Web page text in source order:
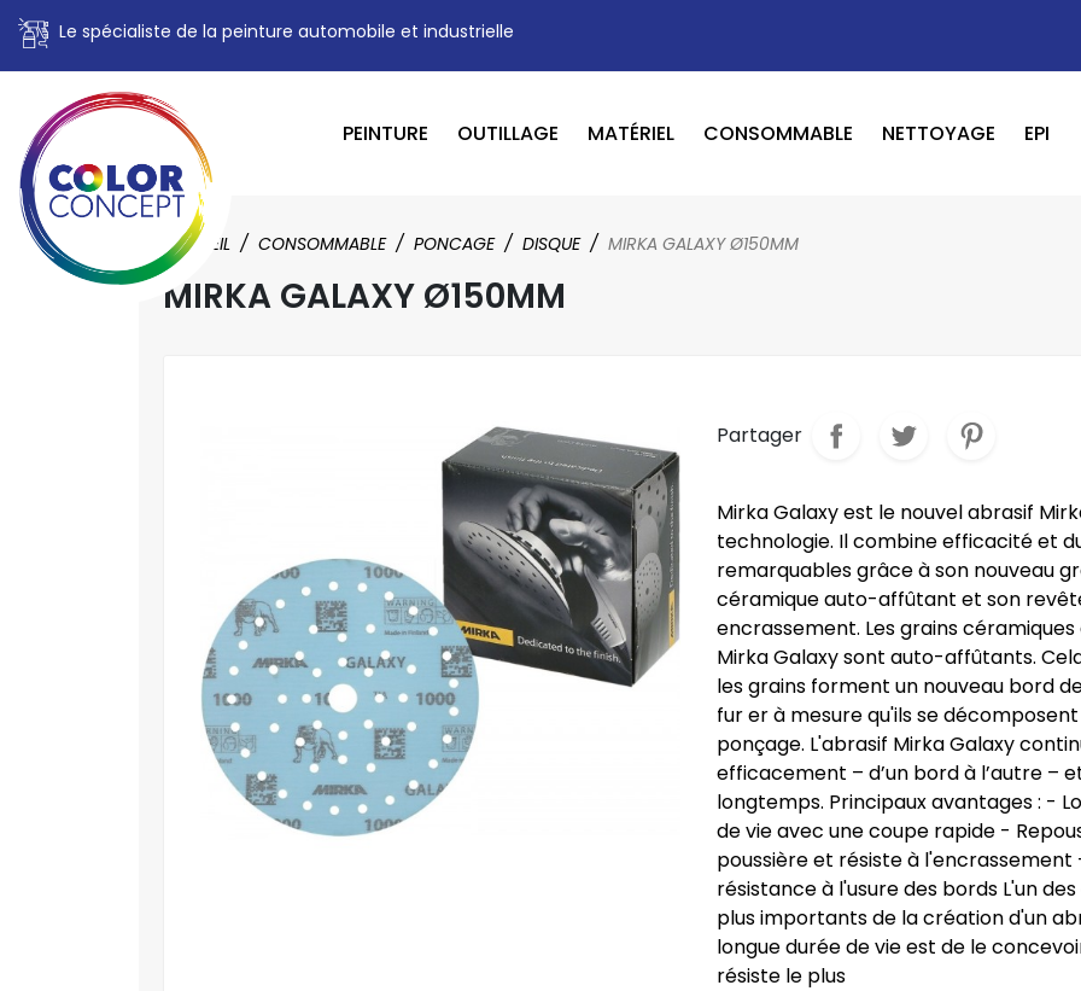
Le spécialiste de la peinture automobile et industrielle
PEINTURE OUTILLAGE MATÉRIEL CONSOMMABLE NETTOYAGE EPI
ACCUEIL CONSOMMABLE PONCAGE DISQUE MIRKA GALAXY Ø150MM
MIRKA GALAXY Ø150MM
Partager
Mirka Galaxy est le nouvel abrasif
technologie. Il combine efficacité et
remarquables grâce à son nouveau
céramique auto-affûtant et son
encrassement. Les grains
Mirka Galaxy sont auto-affûtants.
les grains forment un nouveau bord
fur er à mesure qu'ils se
ponçage. L'abrasif Mirka Galaxy
efficacement – d’un bord à l’autre –
longtemps. Principaux avantages : -
de vie avec une coupe rapide -
poussière et résiste à l'encrassement
résistance à l'usure des bords L'un
plus importants de la création d'un
longue durée de vie est de le
résiste le plus